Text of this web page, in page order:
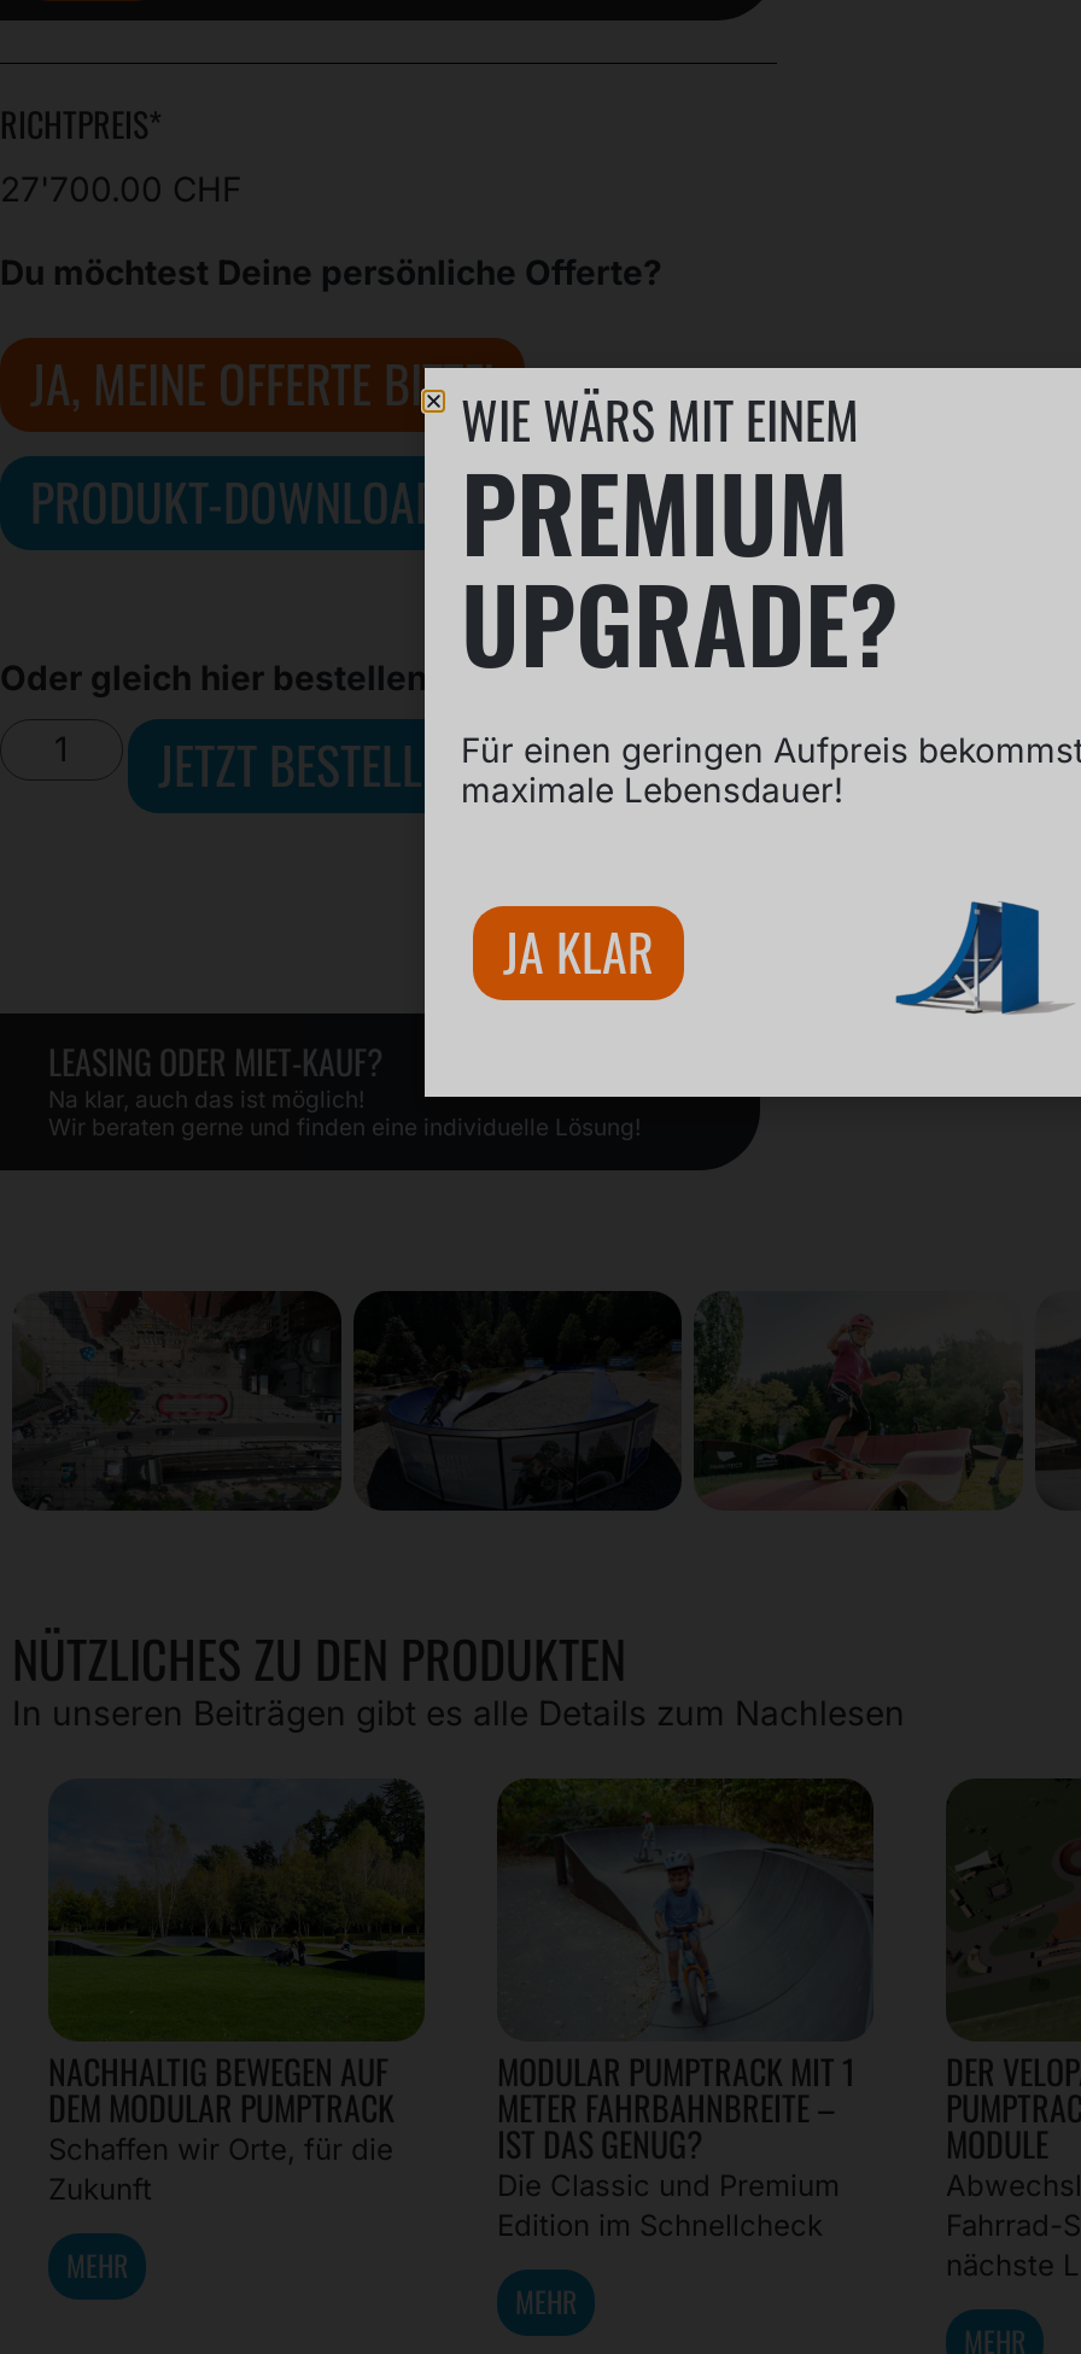
RICHTPREIS*
27'700.00 CHF
Du möchtest Deine persönliche Offerte?
JA, MEINE OFFERTE BITTE!
PRODUKT-DOWNLOADS
Oder gleich hier bestellen?
JETZT BESTELLEN
LEASING ODER MIET-KAUF?
Na klar, auch das ist möglich!
Wir beraten gerne und finden eine individuelle Lösung!
NÜTZLICHES ZU DEN PRODUKTEN
In unseren Beiträgen gibt es alle Details zum Nachlesen
NACHHALTIG BEWEGEN AUF
DEM MODULAR PUMPTRACK
Schaffen wir Orte, für die
Zukunft
MEHR
MODULAR PUMPTRACK MIT 1
METER FAHRBAHNBREITE –
IST DAS GENUG?
Die Classic und Premium
Edition im Schnellcheck
MEHR
DER
MODULE
Fahrrad-
nächste
MEHR
WIE WÄRS MIT EINEM
PREMIUM
UPGRADE?
Für einen geringen Aufpreis
maximale Lebensdauer!
JA KLAR